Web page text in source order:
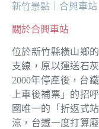
新竹景點｜合興車站
關於合興車站
位於新竹縣橫山鄉的
支線，原以運送石
2000年停產後，台
上車後補票」的招
國唯一的「折返式
涼，台鐵一度打算